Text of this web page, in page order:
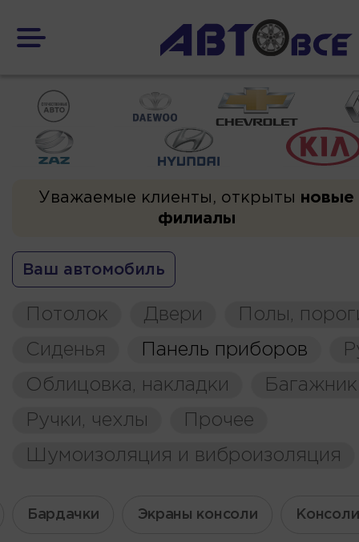
Уважаемые клиенты, открыты новые
филиалы
Ваш автомобиль
Потолок Двери
Полы,
Сиденья
Панель приборов
Облицовка, накладки
Багажник
Ручки, чехлы
Прочее
Шумоизоляция и виброизоляция
Бардачки Экраны консоли